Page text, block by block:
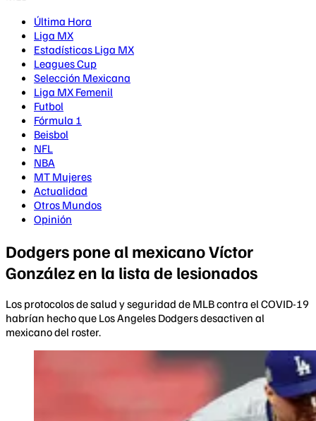
Última Hora
Liga MX
Estadísticas Liga MX
Leagues Cup
Selección Mexicana
Liga MX Femenil
Futbol
Fórmula 1
Beisbol
NFL
NBA
MT Mujeres
Actualidad
Otros Mundos
Opinión
Dodgers pone al mexicano Víctor
González en la lista de lesionados
Los protocolos de salud y seguridad de MLB contra el COVID-19
habrían hecho que Los Angeles Dodgers desactiven al
mexicano del roster.